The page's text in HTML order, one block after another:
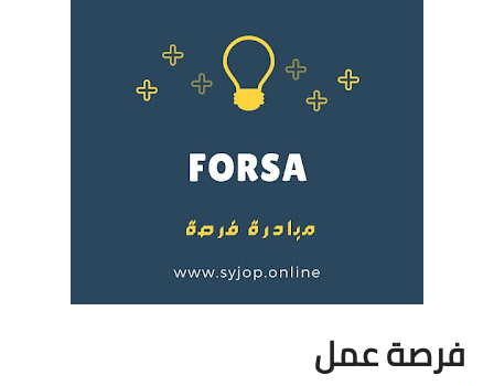
فرصة عمل